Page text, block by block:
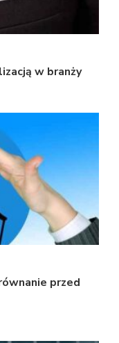
w branży
przed